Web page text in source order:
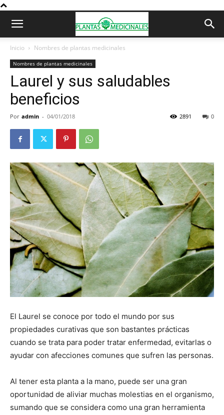
Inicio Nombres de plantas medicinales
Nombres de plantas medicinales
Laurel y sus saludables
beneficios
Por admin - 04/01/2018 0
2891
El Laurel se conoce por todo el mundo por sus
propiedades curativas que son bastantes prácticas
cuando se trata para poder tratar enfermedad, evitarlas o
ayudar con afecciones comunes que sufren las personas.
Al tener esta planta a la mano, puede ser una gran
oportunidad de aliviar muchas molestias en el organismo,
sumando que se considera como una gran herramienta